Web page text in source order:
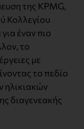
της KPMG,
Κολλεγίου
έναν πιο
το
με
το πεδίο
ηλικιακών
διαγενεακής